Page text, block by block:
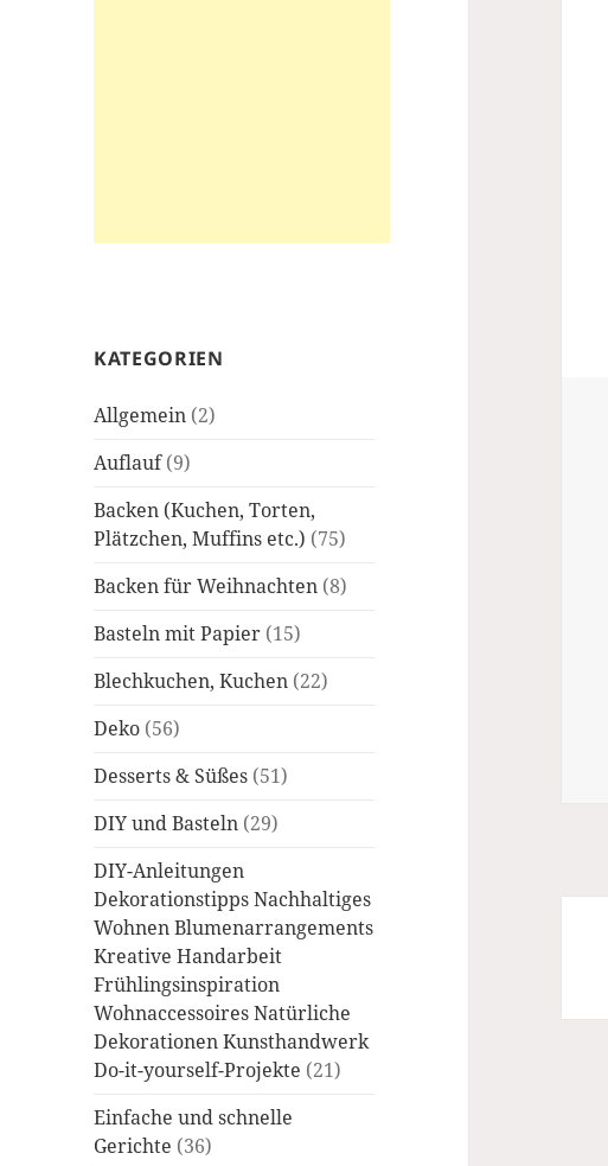
KATEGORIEN
Allgemein (2)
Auflauf(9)
Backen (Kuchen, Torten,
Plätzchen, Muffins etc.) (75)
Backen für Weihnachten (8)
Basteln mit Papier (15)
Blechkuchen, Kuchen (22)
Deko (56)
Desserts & Süßes (51)
DIY und Basteln (29)
DIY-Anleitungen
Dekorationstipps Nachhaltiges
Wohnen Blumenarrangements
Kreative Handarbeit
Frühlingsinspiration
Wohnaccessoires Natürliche
Dekorationen Kunsthandwerk
Do-it-yourself-Projekte (21)
Einfache und schnelle
Gerichte (36)